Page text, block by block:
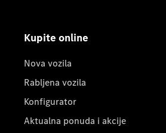
Kupite online
Nova vozila
Rabljena vozila
Konfigurator
Aktualna ponuda i akcije